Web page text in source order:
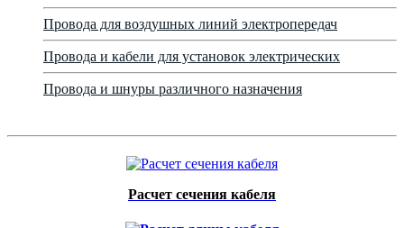
Провода для воздушных линий электропередач
Провода и кабели для установок электрических
Провода и шнуры различного назначения
Расчет сечения кабеля